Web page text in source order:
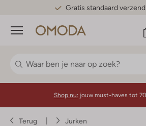
Gratis standaard
Menu
Shop nu: jouw must-haves tot
Terug Jurken